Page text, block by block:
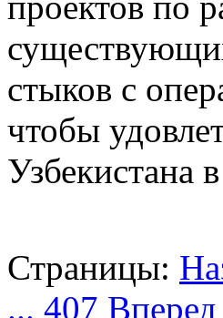
стыков с
чтобы
Узбекистана
Страницы:
... 407 Вперед